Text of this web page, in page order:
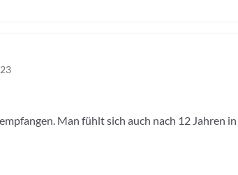
Man fühlt sich auch nach 12 Jahren